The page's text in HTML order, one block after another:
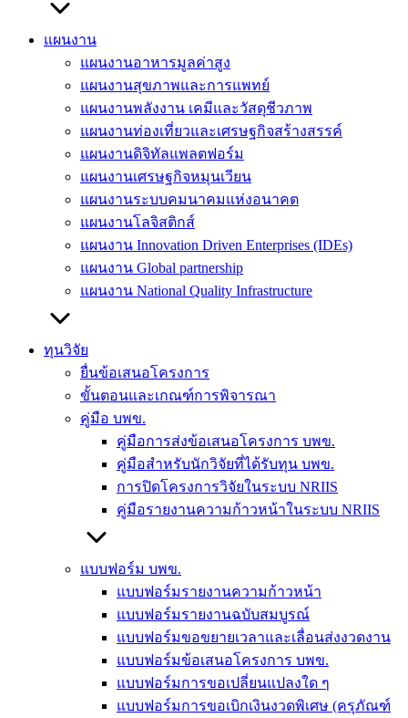
แผนงาน
แผนงานอาหารมูลค่าสูง
แผนงานสุขภาพและการแพทย์
แผนงานพลังงาน เคมีและวัสดุชีวภาพ
แผนงานท่องเที่ยวและเศรษฐกิจสร้างสรรค์
แผนงานดิจิทัลแพลตฟอร์ม
แผนงานเศรษฐกิจหมุนเวียน
แผนงานระบบคมนาคมแห่งอนาคต
แผนงานโลจิสติกส์
แผนงาน Innovation Driven Enterprises (IDEs)
แผนงาน Global partnership
แผนงาน National Quality Infrastructure
ทุนวิจัย
ยื่นข้อเสนอโครงการ
ขั้นตอนและเกณฑ์การพิจารณา
คู่มือ บพข.
คู่มือการส่งข้อเสนอโครงการ บพข.
คู่มือสำหรับนักวิจัยที่ได้รับทุน บพข.
การปิดโครงการวิจัยในระบบ NRIIS
คู่มือรายงานความก้าวหน้าในระบบ NRIIS
แบบฟอร์ม บพข.
แบบฟอร์มรายงานความก้าวหน้า
แบบฟอร์มรายงานฉบับสมบูรณ์
แบบฟอร์มขอขยายเวลาและเลื่อนส่งงวดงาน
แบบฟอร์มข้อเสนอโครงการ บพข.
แบบฟอร์มการขอเปลี่ยนแปลงใด ๆ
แบบฟอร์มการขอเบิกเงินงวดพิเศษ (ครุภัณฑ์